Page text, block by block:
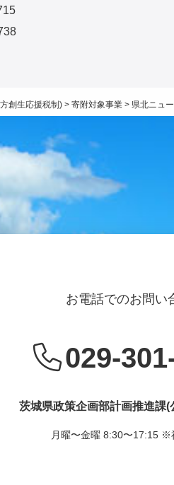
創生応援税制) > 寄附対象事業 > 県北ニュ
お電話でのお問い
029-
茨城県政策企画部計画推進課(
月曜〜金曜 8:30〜17:15 ※